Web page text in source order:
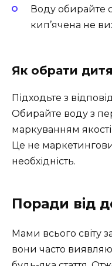
Воду обирайте
кип’ячена не
Як обрати
Підходьте з
Обирайте воду з
маркуванням
Це не
необхідність.
Поради від
Мами всього світу
вони часто